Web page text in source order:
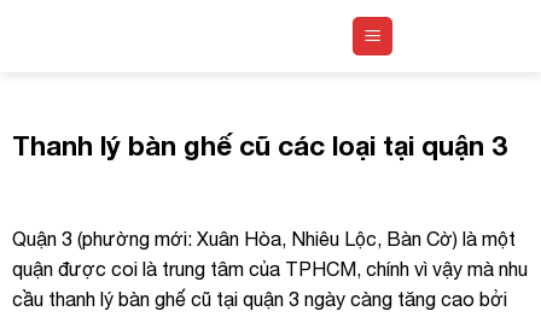
Thanh lý bàn ghế cũ các loại tại quận 3
Quận 3 (phường mới: Xuân Hòa, Nhiêu Lộc, Bàn Cờ) là một
quận được coi là trung tâm của TPHCM, chính vì vậy mà nhu
cầu thanh lý bàn ghế cũ tại quận 3 ngày càng tăng cao bởi